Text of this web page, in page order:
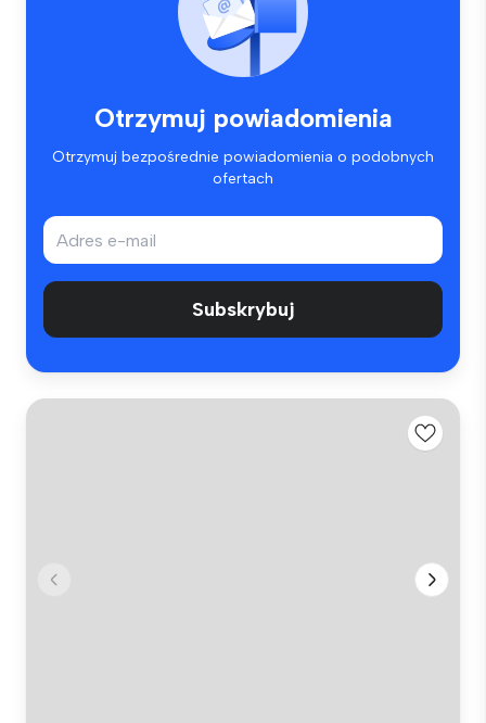
Otrzymuj powiadomienia
Otrzymuj bezpośrednie powiadomienia o podobnych
ofertach
Subskrybuj